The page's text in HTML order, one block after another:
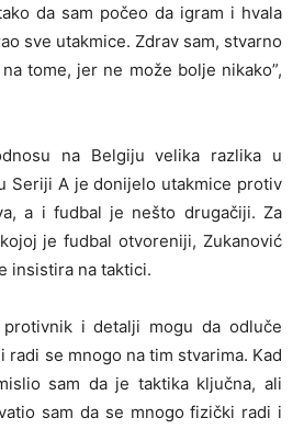
da sam počeo da igram i hvala
sve utakmice. Zdrav sam, stvarno
tome, jer ne može bolje nikako”,
na Belgiju velika razlika u
Seriji A je donijelo utakmice protiv
a i fudbal je nešto drugačiji. Za
je fudbal otvoreniji, Zukanović
insistira na taktici.
protivnik i detalji mogu da odluče
radi se mnogo na tim stvarima. Kad
sam da je taktika ključna, ali
sam da se mnogo fizički radi i